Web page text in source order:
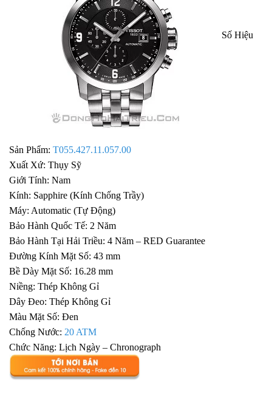
Số Hiệu
Sản Phẩm: T055.427.11.057.00
Xuất Xứ: Thụy Sỹ
Giới Tính: Nam
Kính: Sapphire (Kính Chống Trầy)
Máy: Automatic (Tự Động)
Bảo Hành Quốc Tế: 2 Năm
Bảo Hành Tại Hải Triều: 4 Năm – RED Guarantee
Đường Kính Mặt Số: 43 mm
Bề Dày Mặt Số: 16.28 mm
Niềng: Thép Không Gỉ
Dây Đeo: Thép Không Gỉ
Màu Mặt Số: Đen
Chống Nước: 20 ATM
Chức Năng: Lịch Ngày – Chronograph